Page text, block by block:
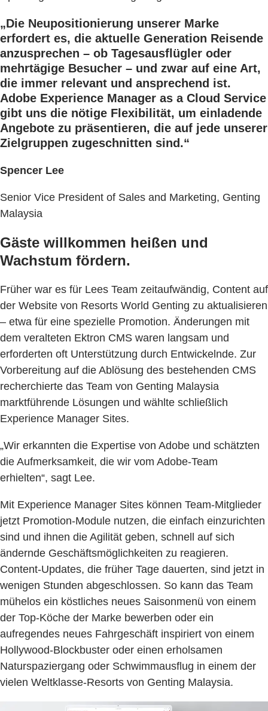
„Die Neupositionierung unserer Marke
erfordert es, die aktuelle Generation Reisende
anzusprechen – ob Tagesausflügler oder
mehrtägige Besucher – und zwar auf eine Art,
die immer relevant und ansprechend ist.
Adobe Experience Manager as a Cloud Service
gibt uns die nötige Flexibilität, um einladende
Angebote zu präsentieren, die auf jede unserer
Zielgruppen zugeschnitten sind.“
Spencer Lee
Senior Vice President of Sales and Marketing, Genting
Malaysia
Gäste willkommen heißen und
Wachstum fördern.
Früher war es für Lees Team zeitaufwändig, Content auf
der Website von Resorts World Genting zu aktualisieren
– etwa für eine spezielle Promotion. Änderungen mit
dem veralteten Ektron CMS waren langsam und
erforderten oft Unterstützung durch Entwickelnde. Zur
Vorbereitung auf die Ablösung des bestehenden CMS
recherchierte das Team von Genting Malaysia
marktführende Lösungen und wählte schließlich
Experience Manager Sites.
„Wir erkannten die Expertise von Adobe und schätzten
die Aufmerksamkeit, die wir vom Adobe-Team
erhielten“, sagt Lee.
Mit Experience Manager Sites können Team-Mitglieder
jetzt Promotion-Module nutzen, die einfach einzurichten
sind und ihnen die Agilität geben, schnell auf sich
ändernde Geschäftsmöglichkeiten zu reagieren.
Content-Updates, die früher Tage dauerten, sind jetzt in
wenigen Stunden abgeschlossen. So kann das Team
mühelos ein köstliches neues Saisonmenü von einem
der Top-Köche der Marke bewerben oder ein
aufregendes neues Fahrgeschäft inspiriert von einem
Hollywood-Blockbuster oder einen erholsamen
Naturspaziergang oder Schwimmausflug in einem der
vielen Weltklasse-Resorts von Genting Malaysia.